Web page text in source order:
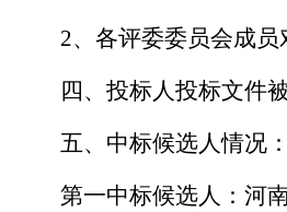
2、各评委委员会成
四、投标人投标文件
五、中标候选人情况：
第一中标候选人：河